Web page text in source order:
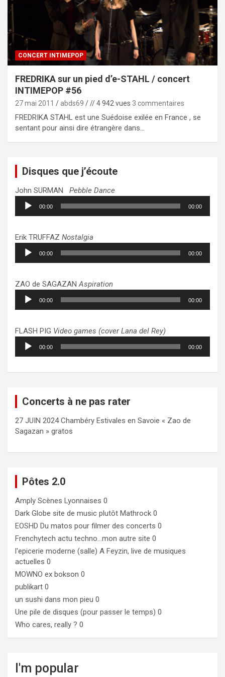
CONCERT INTIMEPOP
FREDRIKA sur un pied d’e-STAHL / concert
INTIMEPOP #56
27 mai 2011 abds69 // 4 942 vues 3 commentaires
FREDRIKA STAHL est une Suédoise exilée en France , se
sentant pour ainsi dire étrangère dans…
Disques que j’écoute
John SURMAN Pebble Dance
Lecteur
audio
00:00 00:00
Erik TRUFFAZ Nostalgia
Lecteur
audio
00:00 00:00
ZAO de SAGAZANAspiration
Lecteur
audio
00:00 00:00
FLASH PIG Video games (cover Lana del Rey)
Lecteur
audio
00:00 00:00
Concerts à ne pas rater
27 JUIN 2024 Chambéry Estivales en Savoie « Zao de
Sagazan » gratos
Pôtes 2.0
Amply Scènes Lyonnaises 0
Dark Globe site de music plutôt Mathrock 0
EOSHD Du matos pour filmer des concerts 0
Frenchytech actu techno…mon autre site 0
l'epicerie moderne (salle) A Feyzin, live de musiques
actuelles 0
MOWNO ex bokson 0
publikart 0
un sushi dans mon pieu 0
Une pile de disques (pour passer le temps) 0
Who cares, really ? 0
I'm popular